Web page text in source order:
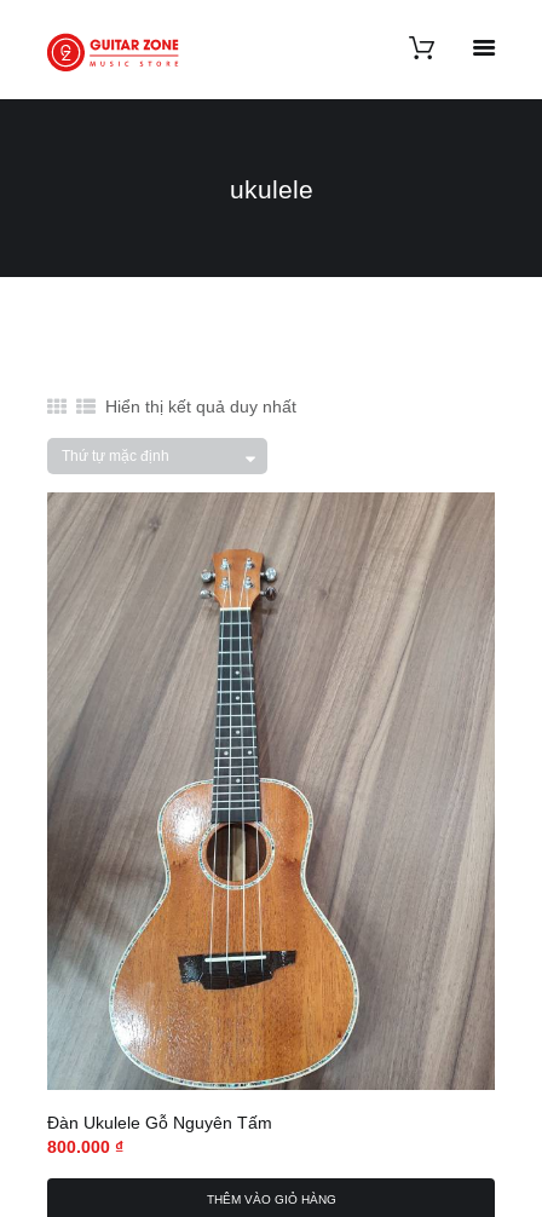
ukulele
Hiển thị kết quả duy nhất
Đàn Ukulele Gỗ Nguyên Tấm
800.000 ₫
THÊM VÀO GIỎ HÀNG